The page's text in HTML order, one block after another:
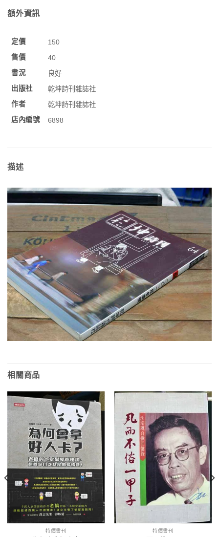
額外資訊
定價
150
售價
40
書況
良好
出版社
乾坤詩刊雜誌社
作者
乾坤詩刊雜誌社
店內編號
6898
描述
相關商品
特價書刊 特價書刊